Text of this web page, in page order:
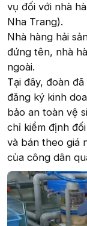
vụ đối với nhà
Nha Trang).
Nhà hàng hải
đứng tên, nhà
ngoài.
Tại đây, đoàn
đăng ký kinh
bảo an toàn vệ
chỉ kiểm định
và bán theo giá
của công dân